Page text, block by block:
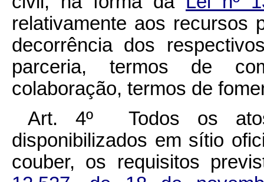
relativamente aos recursos
decorrência dos
parceria, termos de
colaboração, termos de
Art. 4º Todos os
disponibilizados em sítio
couber, os requisitos